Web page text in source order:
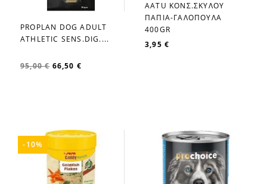
favorite_border
PROPLAN DOG ADULT
ATHLETIC SENS.DIG....
95,00 € 66,50 €
favorite_border
AATU ΚΟΝΣ.ΣΚΥΛΟΥ
ΠΑΠΙΑ-ΓΑΛΟΠΟΥΛΑ
400GR
3,95 €
-10%